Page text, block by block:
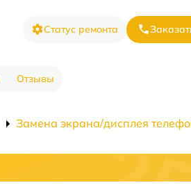
Статус ремонта
Отзывы
Замена экрана/дисплея